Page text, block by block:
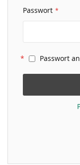
Passwort
Passwort